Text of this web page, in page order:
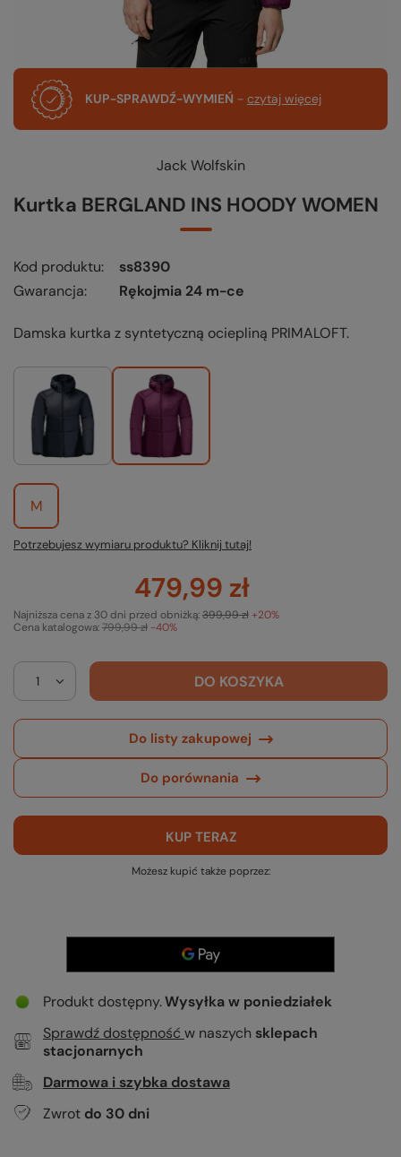
KUP-SPRAWDŹ-WYMIEŃ - czytaj więcej
Jack Wolfskin
Kurtka BERGLAND INS HOODY WOMEN
Kod produktu
ss8390
Gwarancja
Rękojmia 24 m-ce
Damska kurtka z syntetyczną ociepliną PRIMALOFT.
M
Potrzebujesz wymiaru produktu? Kliknij tutaj!
479,99 zł
Cena katalogowa:799,99 zł -40%
Najniższa cena z 30 dni przed obniżką:399,99 zł +20%
DO KOSZYKA
Do listy zakupowej
Do porównania
KUP TERAZ
Możesz kupić także poprzez:
Produkt dostępny Wysyłkaw poniedziałek
Sprawdź dostępność w naszych sklepach
stacjonarnych
Darmowa i szybka dostawa
Zwrot do 30 dni